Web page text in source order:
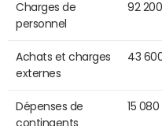
Charges de
personnel
92
Achats et charges
externes
43
Dépenses de
contingents
15